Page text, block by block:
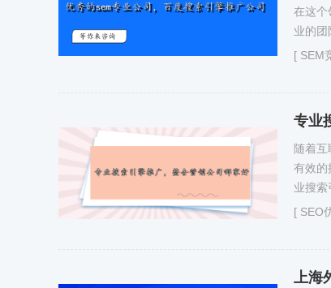
在这个
业的团
[ SEM
专业
随着互
有效的
业搜索
[ SEO
上海